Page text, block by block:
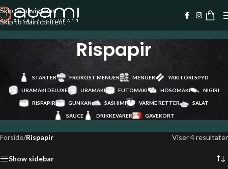
Skip to navigation
Skip to main content
Rispapir
STARTER FROKOST MENUER MENUER YAKITORI SPYD
URAMAKI DELUXE URAMAKI FUTOMAKI HOSOMAKI NIGIRI
RISPAPIR GUNKAN SASHIMI VARME RETTER SALAT
SAUCE DRIKKEVARER GAVEKORT
Forside/Rispapir Viser 4 resultater
Show sidebar